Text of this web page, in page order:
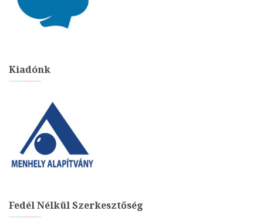
Kiadónk
Fedél Nélkül Szerkesztőség